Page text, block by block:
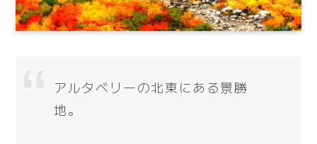
アルタベリーの北東にある景勝
地。